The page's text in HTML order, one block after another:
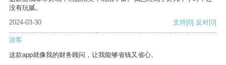
没有玩腻。
2024-03-30
支持[0] 反对[0]
游客
这款app就像我的财务顾问，让我能够省钱又省心。